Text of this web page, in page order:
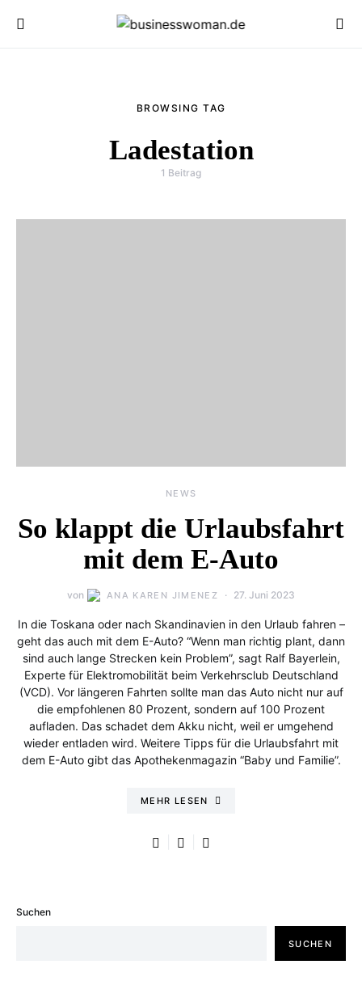
BROWSING TAG
Ladestation
1 Beitrag
NEWS
So klappt die Urlaubsfahrt
mit dem E-Auto
von ANA KAREN JIMENEZ 27. Juni 2023
In die Toskana oder nach Skandinavien in den Urlaub fahren –
geht das auch mit dem E-Auto? “Wenn man richtig plant, dann
sind auch lange Strecken kein Problem”, sagt Ralf Bayerlein,
Experte für Elektromobilität beim Verkehrsclub Deutschland
(VCD). Vor längeren Fahrten sollte man das Auto nicht nur auf
die empfohlenen 80 Prozent, sondern auf 100 Prozent
aufladen. Das schadet dem Akku nicht, weil er umgehend
wieder entladen wird. Weitere Tipps für die Urlaubsfahrt mit
dem E-Auto gibt das Apothekenmagazin “Baby und Familie”.
MEHR LESEN
Suchen
SUCHEN